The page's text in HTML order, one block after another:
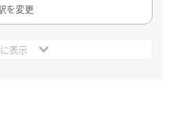
を変更
表示